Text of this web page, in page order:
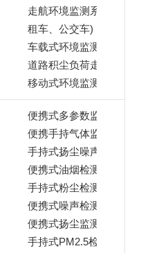
走航环境监测系统(出
租车、公交车)
车载式环境监测系统
道路积尘负荷走航监测
移动式环境监测系统
便携式多参数监测仪
便携手持气体监测仪
手持式扬尘噪声监测仪
便携式油烟检测仪
手持式粉尘检测仪
便携式噪声检测仪
便携式扬尘监测仪
手持式PM2.5检测仪